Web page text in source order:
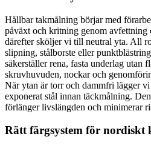
Hållbar takmålning börjar med
påväxt och kritning genom avfettning
därefter sköljer vi till neutral yta. All
slipning, stålborste eller
säkerställer rena, fasta underlag utan
skruvhuvuden, nockar och
När ytan är torr och dammfri lägger
exponerat stål innan täckmålning.
förlänger livslängden och minimerar
Rätt färgsystem för